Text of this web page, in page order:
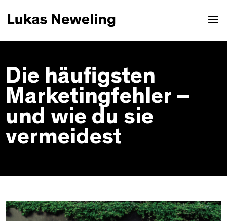
Die häufigsten
Marketingfehler –
und wie du sie
vermeidest